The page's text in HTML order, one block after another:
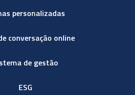
personalizadas
conversação online
de gestão
ESG